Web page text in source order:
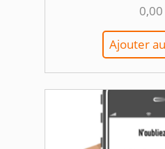
0,00
Ajouter